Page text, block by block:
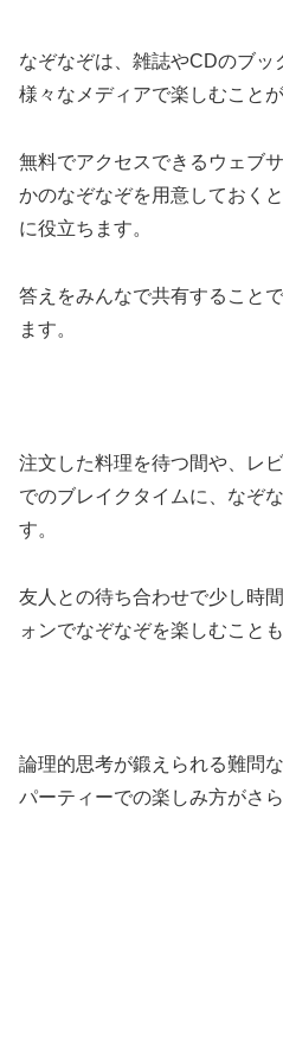
なぞなぞは、雑誌やCDのブッ
様々なメディアで楽しむことが
無料でアクセスできるウェブ
かのなぞなぞを用意しておく
に役立ちます。
答えをみんなで共有すること
ます。
注文した料理を待つ間や、レ
でのブレイクタイムに、なぞ
す。
友人との待ち合わせで少し時
ォンでなぞなぞを楽しむこと
論理的思考が鍛えられる難問
パーティーでの楽しみ方がさ